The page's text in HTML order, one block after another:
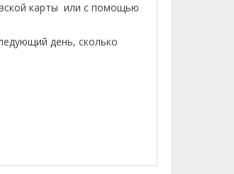
карты или с помощью
день, сколько